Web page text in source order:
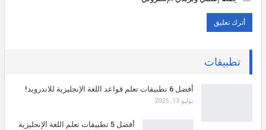
تطبيقات
أفضل 6 تطبيقات تعلم قواعد اللغة الإنجليزية للاندرويد!
يوليو 13, 2025
أفضل 5 تطبيقات تعلم اللغة الإنجليزية